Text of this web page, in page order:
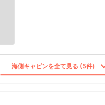
海側キャビンを全て見る (5件)